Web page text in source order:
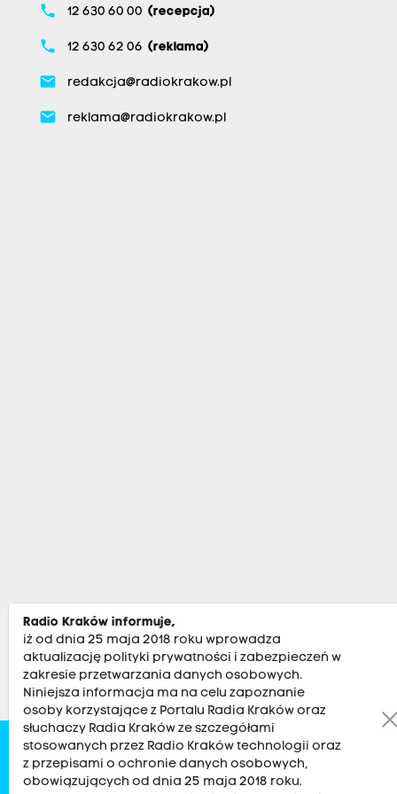
phone 12 630 60 00 (recepcja)
phone 12 630 62 06 (reklama)
email redakcja@radiokrakow.pl
email reklama@radiokrakow.pl
Zobacz Kultura Sport Muzyka Audycje
Radio Kraków informuje,
iż od dnia 25 maja 2018 roku wprowadza
aktualizację polityki prywatności i zabezpieczeń w
zakresie przetwarzania danych osobowych.
Niniejsza informacja ma na celu zapoznanie
osoby korzystające z Portalu Radia Kraków oraz
słuchaczy Radia Kraków ze szczegółami
stosowanych przez Radio Kraków technologii oraz
z przepisami o ochronie danych osobowych,
obowiązujących od dnia 25 maja 2018 roku.